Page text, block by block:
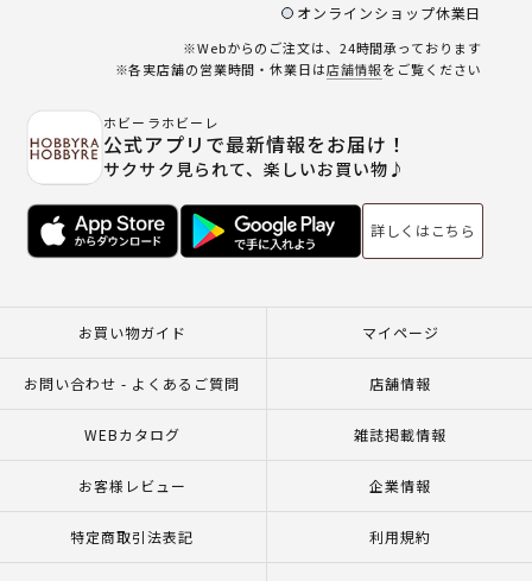
オンラインショップ休業日
※Webからのご注文は、24時間承っております
※各実店舗の営業時間・休業日は店舗情報をご覧ください
ホビーラホビーレ
公式アプリで最新情報をお届け！
サクサク見られて、楽しいお買い物♪
詳しくはこちら
お買い物ガイド マイページ
お問い合わせ - よくあるご質問 店舗情報
WEBカタログ 雑誌掲載情報
お客様レビュー 企業情報
特定商取引法表記 利用規約